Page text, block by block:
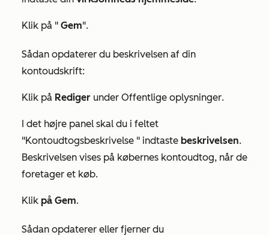
Klik på " Gem".
Sådan opdaterer du beskrivelsen af din
kontoudskrift:
Klik på Rediger under Offentlige oplysninger.
I det højre panel skal du i feltet
"Kontoudtogsbeskrivelse " indtaste beskrivelsen.
Beskrivelsen vises på købernes kontoudtog, når de
foretager et køb.
Klik på Gem.
Sådan opdaterer eller fjerner du